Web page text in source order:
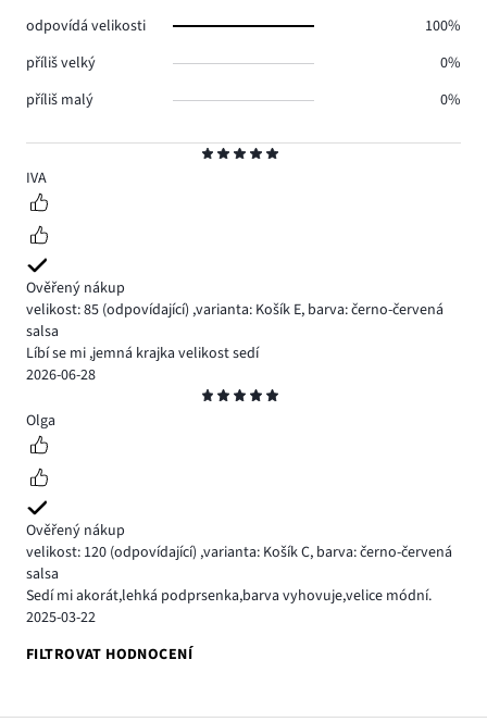
5
IVA
Ověřený nákup
velikost: 85 (odpovídající) ,varianta: Košík E, barva: černo-červená
salsa
Líbí se mi ,jemná krajka velikost sedí
2026-06-28
5
Olga
Ověřený nákup
velikost: 120 (odpovídající) ,varianta: Košík C, barva: černo-červená
salsa
Sedí mi akorát,lehká podprsenka,barva vyhovuje,velice módní.
2025-03-22
FILTROVAT HODNOCENÍ
odpovídá velikosti
100%
příliš velký
0%
příliš malý
0%